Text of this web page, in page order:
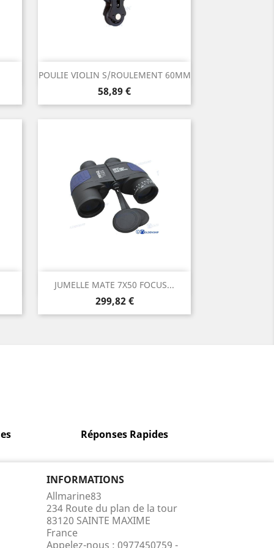
POULIE VIOLIN S/ROULEMENT 60MM
Prix
58,89 €
Aperçu rapide
JUMELLE MATE 7X50 FOCUS...
Prix
299,82 €
Aperçu rapide
Réponses Rapides
INFORMATIONS
Allmarine83
234 Route du plan de la tour
83120 SAINTE MAXIME
France
Appelez-nous : 0977450759 -